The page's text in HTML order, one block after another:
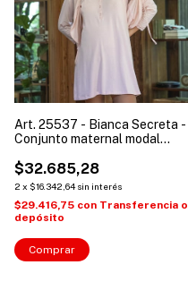
Art. 25537 - Bianca Secreta -
Conjunto maternal modal
$32.685,28
2 x $16.342,64 sin interés
$29.416,75 con Transferencia o
depósito
Comprar